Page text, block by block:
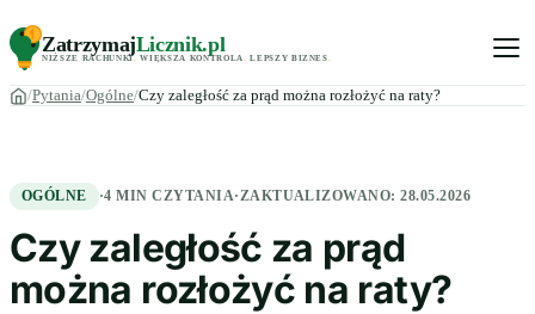
ZatrzymajLicznik.pl
NIŻSZE RACHUNKI. WIĘKSZA KONTROLA LEPSZY BIZNES
Pytania Ogólne Czy zaległość za prąd można rozłożyć na raty?
OGÓLNE ·4 MIN CZYTANIA·ZAKTUALIZOWANO:28.05.2026
Czy zaległość za prąd
można rozłożyć na raty?